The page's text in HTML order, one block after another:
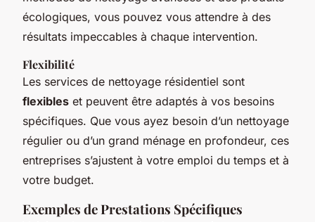
écologiques, vous pouvez vous attendre à des
résultats impeccables à chaque intervention.
Flexibilité
Les services de nettoyage résidentiel sont
flexibles et peuvent être adaptés à vos besoins
spécifiques. Que vous ayez besoin d’un nettoyage
régulier ou d’un grand ménage en profondeur, ces
entreprises s’ajustent à votre emploi du temps et à
votre budget.
Exemples de Prestations Spécifiques